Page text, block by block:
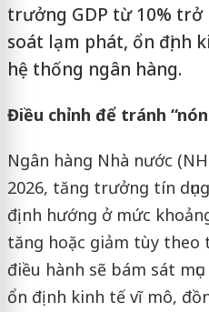
trưởng GDP từ 10% trở
soát lạm phát, ổn định
hệ thống ngân hàng.
Điều chỉnh để tránh
Ngân hàng Nhà nước
2026, tăng trưởng tín
định hướng ở mức
tăng hoặc giảm tùy theo
điều hành sẽ bám sát
ổn định kinh tế vĩ mô,